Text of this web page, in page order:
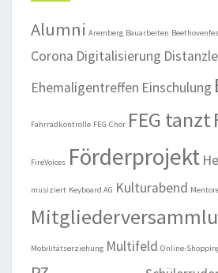
Alumni Aremberg Bauarbeiten
Corona Digitalisierung
Ehemaligentreffen Einschulung
Fahrradkontrolle FEG-Chor FEG tanzt
FireVoices Förderprojekt
musiziert Keyboard AG Kulturabend
Mobilitätserziehung Multifeld Online-